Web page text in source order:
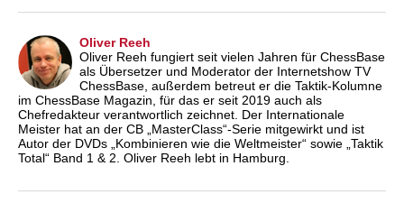
Oliver Reeh
Oliver Reeh fungiert seit vielen Jahren für ChessBase
als Übersetzer und Moderator der Internetshow TV
ChessBase, außerdem betreut er die Taktik-Kolumne
im ChessBase Magazin, für das er seit 2019 auch als
Chefredakteur verantwortlich zeichnet. Der Internationale
Meister hat an der CB „MasterClass“-Serie mitgewirkt und ist
Autor der DVDs „Kombinieren wie die Weltmeister“ sowie „Taktik
Total“ Band 1 & 2. Oliver Reeh lebt in Hamburg.